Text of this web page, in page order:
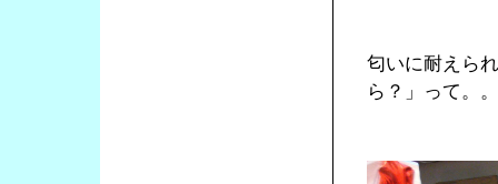
匂いに耐えら
ら？」って。